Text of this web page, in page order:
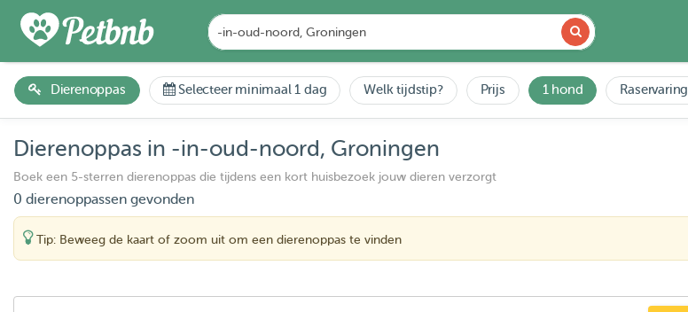
Dierenoppas Selecteer minimaal 1 dag Welk tijdstip? Prijs 1 hond Raservaring
Dierenoppas in -in-oud-noord, Groningen
Boek een 5-sterren dierenoppas die tijdens een kort huisbezoek jouw dieren verzorgt
0 dierenoppassen gevonden
Tip: Beweeg de kaart of zoom uit om een dierenoppas te vinden